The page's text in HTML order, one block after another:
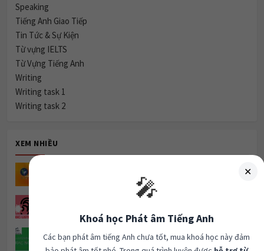
Speaking
Tiếng Anh Giao Tiếp
Tin Tức & Sự Kiện
Từ vựng IELTS
Từ Vựng Tiếng Anh
Writing
Writing task 1
Writing task 2
XEM NHIỀU
Listening Part 1- ETS TOEIC 2020.
Luyện nghe topic: clothes (unit 3)
✕
🎤
Khoá học Phát âm Tiếng Anh
Các bạn phát âm tiếng Anh chưa tốt, mua khoá học này đảm